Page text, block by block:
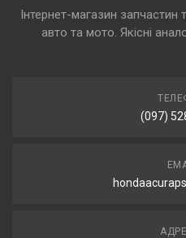
Інтернет-магазин запчастин
авто та мото. Якісні
(097)